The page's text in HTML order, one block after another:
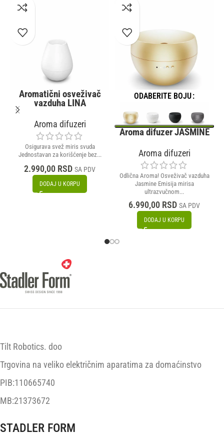
Aromatični osveživač
vazduha LINA
Aroma difuzeri
Osigurava svež miris svuda
Jednostavan za korišćenje bez...
2.990,00 RSD SA PDV
DODAJ U KORPU
ODABERITE BOJU
Aroma difuzer JASMINE
Aroma difuzeri
Odlična Aroma! Osveživač vazduha
Jasmine Emisija mirisa
ultrazvučnom...
6.990,00 RSD SA PDV
DODAJ U KORPU
Tilt Robotics. doo
Trgovina na veliko električnim aparatima za domaćinstvo
PIB:110665740
MB:21373672
STADLER FORM